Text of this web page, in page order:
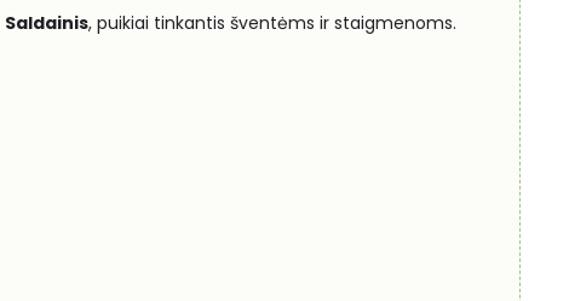
Saldainis, puikiai tinkantis šventėms ir staigmenoms.